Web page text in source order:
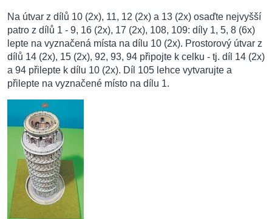
Na útvar z dílů 10 (2x), 11, 12 (2x) a 13 (2x) osaďte nejvyšší
patro z dílů 1 - 9, 16 (2x), 17 (2x), 108, 109: díly 1, 5, 8 (6x)
lepte na vyznačená místa na dílu 10 (2x). Prostorový útvar z
dílů 14 (2x), 15 (2x), 92, 93, 94 připojte k celku - tj. díl 14 (2x)
a 94 přilepte k dílu 10 (2x). Díl 105 lehce vytvarujte a
přilepte na vyznačené místo na dílu 1.